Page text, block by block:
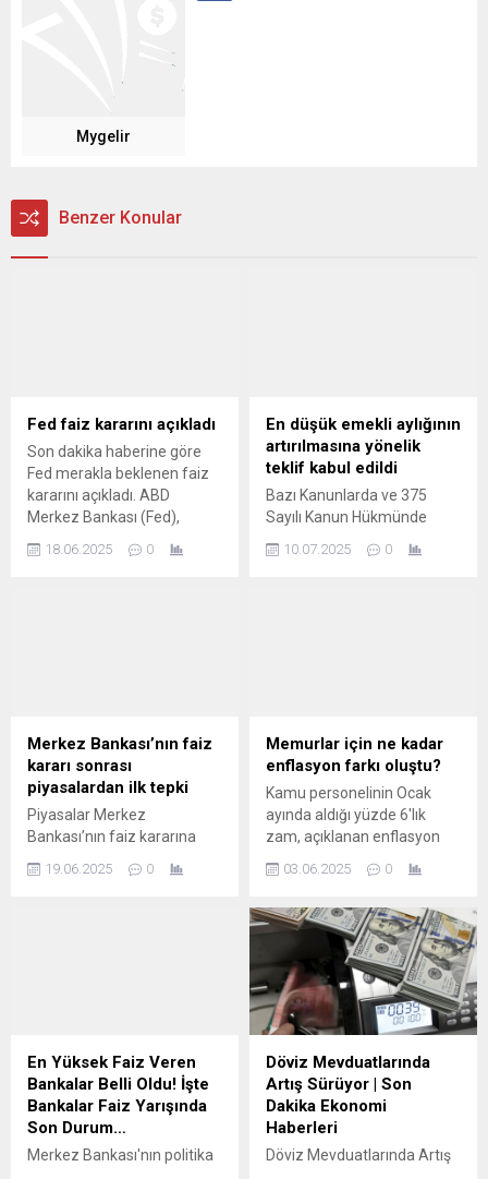
Mygelir
Benzer Konular
Fed faiz kararını açıkladı
Son dakika haberine göre
Fed merakla beklenen faiz
kararını açıkladı. ABD
Merkez Bankası (Fed),
dahilinde değiştirmeyerek
18.06.2025 0
En düşük emekli aylığının
artırılmasına yönelik
teklif kabul edildi
Bazı Kanunlarda ve 375
Sayılı Kanun Hükmünde
Yapılmasına Dair Kanun
10.07.2025 0
Merkez Bankası’nın faiz
kararı sonrası
piyasalardan ilk tepki
Piyasalar Merkez
Bankası’nın faiz kararına
faiz kararını açıkladı.
19.06.2025 0
Memurlar için ne kadar
enflasyon farkı oluştu?
Kamu personelinin Ocak
ayında aldığı yüzde 6'lık
zam, açıklanan enflasyon
oldu. Yüzde 8,58 enflasyon
03.06.2025 0
En Yüksek Faiz Veren
Bankalar Belli Oldu! İşte
Bankalar Faiz Yarışında
Son Durum…
Merkez Bankası'nın politika
Döviz Mevduatlarında
Artış Sürüyor | Son
Dakika Ekonomi
Haberleri
Döviz Mevduatlarında Artış